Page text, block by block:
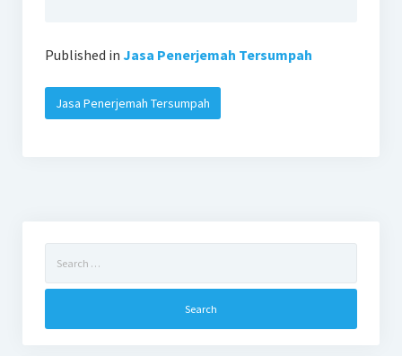
Published in Jasa Penerjemah Tersumpah
Jasa Penerjemah Tersumpah
for: